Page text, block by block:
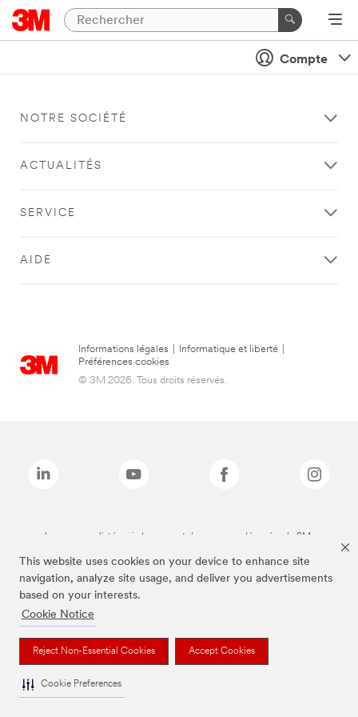
This website uses cookies on your device to enhance site
navigation, analyze site usage, and deliver you advertisements
based on your interests.
Cookie Notice
Reject Non-Essential Cookies Accept Cookies
Cookie Preferences
Compte
NOTRE SOCIÉTÉ
ACTUALITÉS
SERVICE
AIDE
Informations légales Informatique et liberté
Préférences cookies
© 3M 2026. Tous droits réservés.
Les marques listées ci-dessus sont des marques déposées de 3M.